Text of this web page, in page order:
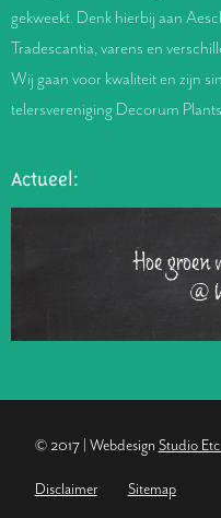
gekweekt. Denk hierbij aan
Tradescantia, varens en
Wij gaan voor kwaliteit en zijn
telersvereniging Decorum
Actueel:
Hoe
© 2017 | Webdesign Studio
Disclaimer Sitemap